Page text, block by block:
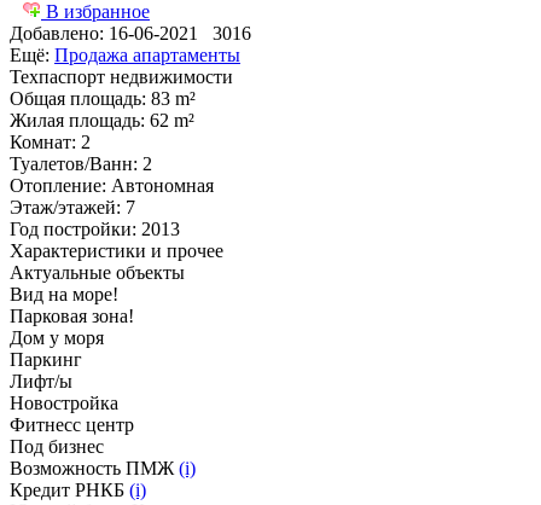
В избранное
Добавлено: 16-06-2021 3016
Ещё: Продажа апартаменты
Техпаспорт недвижимости
Общая площадь: 83 m²
Жилая площадь: 62 m²
Комнат: 2
Туалетов/Ванн: 2
Отопление: Автономная
Этаж/этажей: 7
Год постройки: 2013
Характеристики и прочее
Актуальные объекты
Вид на море!
Парковая зона!
Дом у моря
Паркинг
Лифт/ы
Новостройка
Фитнесс центр
Под бизнес
Возможность ПМЖ (i)
Кредит РНКБ (i)